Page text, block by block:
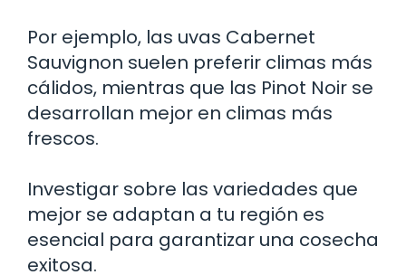
Por ejemplo, las uvas Cabernet
Sauvignon suelen preferir climas más
cálidos, mientras que las Pinot Noir se
desarrollan mejor en climas más
frescos.
Investigar sobre las variedades que
mejor se adaptan a tu región es
esencial para garantizar una cosecha
exitosa.